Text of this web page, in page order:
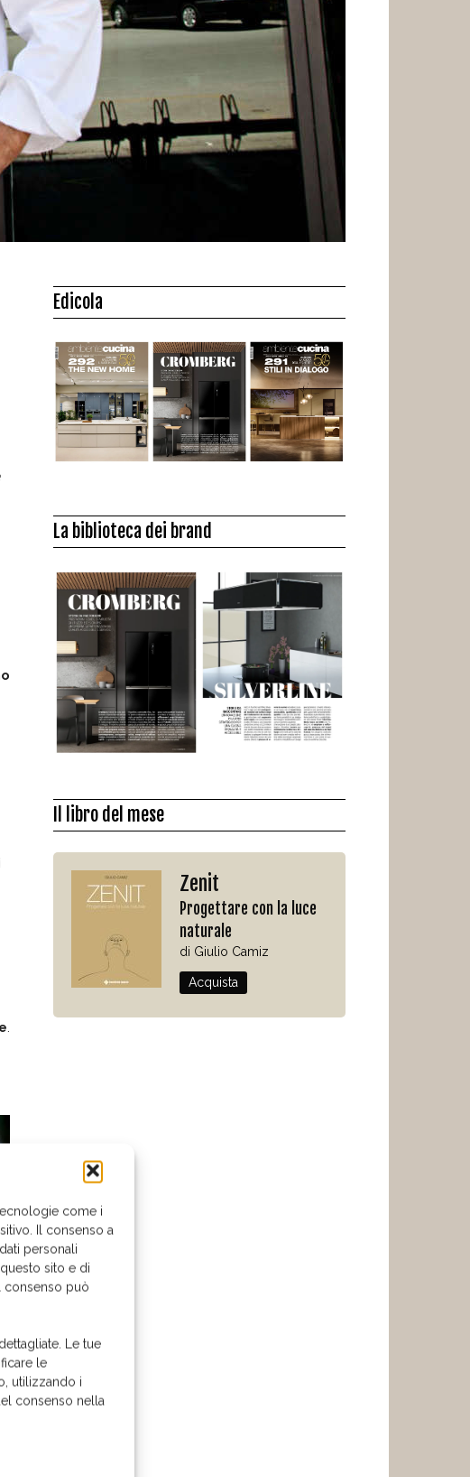
come i
Il consenso a
personali
sito e di
consenso può
Le tue
le
utilizzando i
consenso nella
.
Edicola
La biblioteca dei brand
Il libro del mese
Zenit
Progettare con la luce
naturale
di Giulio Camiz
Acquista